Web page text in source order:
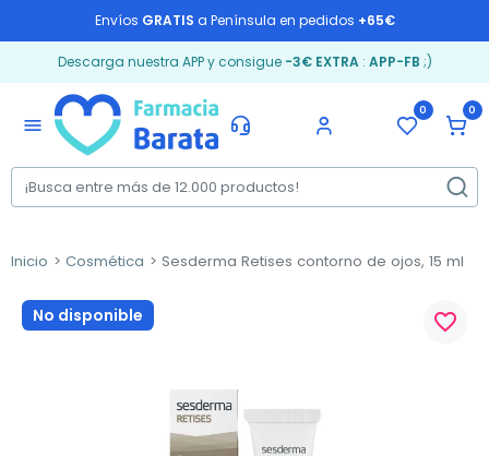
Envíos GRATIS a Península en pedidos +65€
Descarga nuestra APP y consigue -3€ EXTRA: APP-FB ;)
menu
0 0
Inicio Cosmética Sesderma Retises contorno de ojos, 15 ml
No disponible favorite_border